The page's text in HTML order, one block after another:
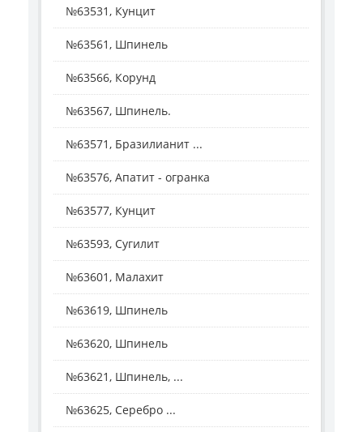
№63531, Кунцит
№63561, Шпинель
№63566, Корунд
№63567, Шпинель.
№63571, Бразилианит ...
№63576, Апатит - огранка
№63577, Кунцит
№63593, Сугилит
№63601, Малахит
№63619, Шпинель
№63620, Шпинель
№63621, Шпинель, ...
№63625, Серебро ...